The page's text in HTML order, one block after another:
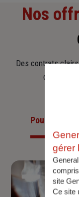
Nos
Des contrats
Pour les
gérer
site
Ce site